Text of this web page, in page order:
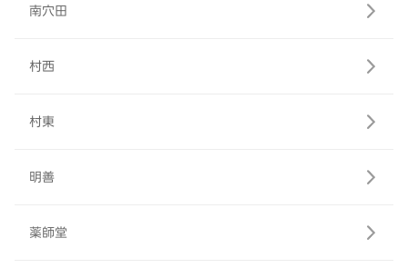
南穴田
村西
村東
明善
薬師堂